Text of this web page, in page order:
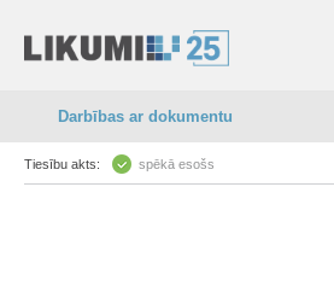
Darbības ar dokumentu
Tiesību akts: spēkā esošs